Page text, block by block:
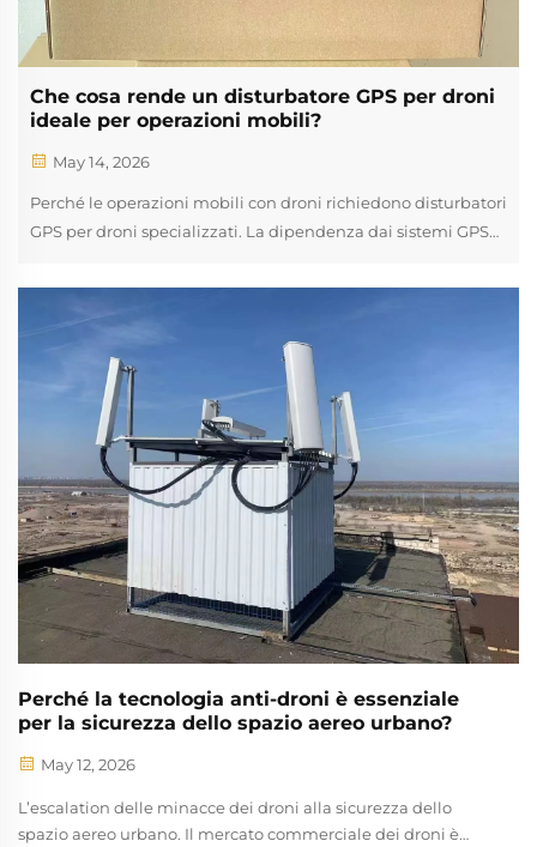
Che cosa rende un disturbatore GPS per droni
ideale per operazioni mobili?
May 14, 2026
Perché le operazioni mobili con droni richiedono disturbatori
GPS per droni specializzati. La dipendenza dai sistemi GPS
movimento, il transito urbano e le missioni dinamiche. Droni
commerciali per consegne, UAV per sorveglianza tattica e
droni autonomi...
Perché la tecnologia anti-droni è essenziale
per la sicurezza dello spazio aereo urbano?
May 12, 2026
L’escalation delle minacce dei droni alla sicurezza dello
spazio aereo urbano. Il mercato commerciale dei droni è